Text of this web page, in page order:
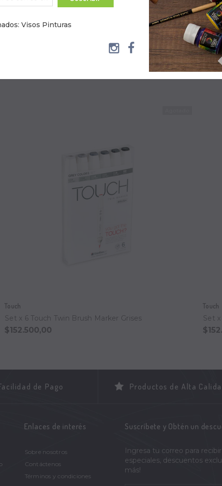
Touch
Set x 6 Touch Twin Brush Marker Grises
$152.500,00
Touch
Set
de Pago Productos de Alta
Enlaces de interés
Sobre nosotros
Contáctenos
Términos y condiciones
Suscríbete y Obtén un
Ingresa tu correo para
especiales, descuentos
más!
Visos Pinturas